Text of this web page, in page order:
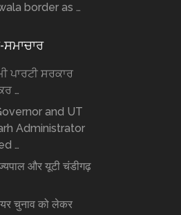
border as …
ਸਰਕਾਰ
…
and UT
Administrator
…
और यूटी चंडीगढ़
चुनाव को लेकर